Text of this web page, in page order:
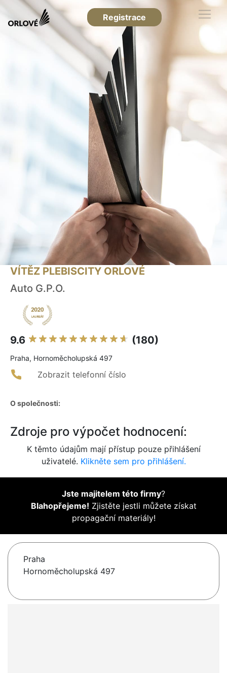
Registrace
VÍTĚZ PLEBISCITY ORLOVÉ
Auto G.P.O.
9.6 (180)
Praha, Hornoměcholupská 497
Zobrazit telefonní číslo
O společnosti:
Zdroje pro výpočet hodnocení:
K těmto údajům mají přístup pouze přihlášení
uživatelé. Klikněte sem pro přihlášení.
Jste majitelem této firmy?
Blahopřejeme! Zjistěte jestli můžete získat
propagační materiály!
Praha
Hornoměcholupská 497